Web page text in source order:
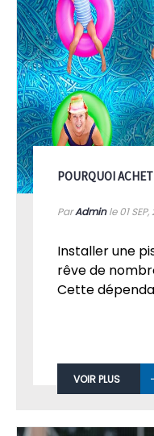
POURQUOI
ParAdminle 01
Installer une
rêve de
Cette
VOIR PLUS